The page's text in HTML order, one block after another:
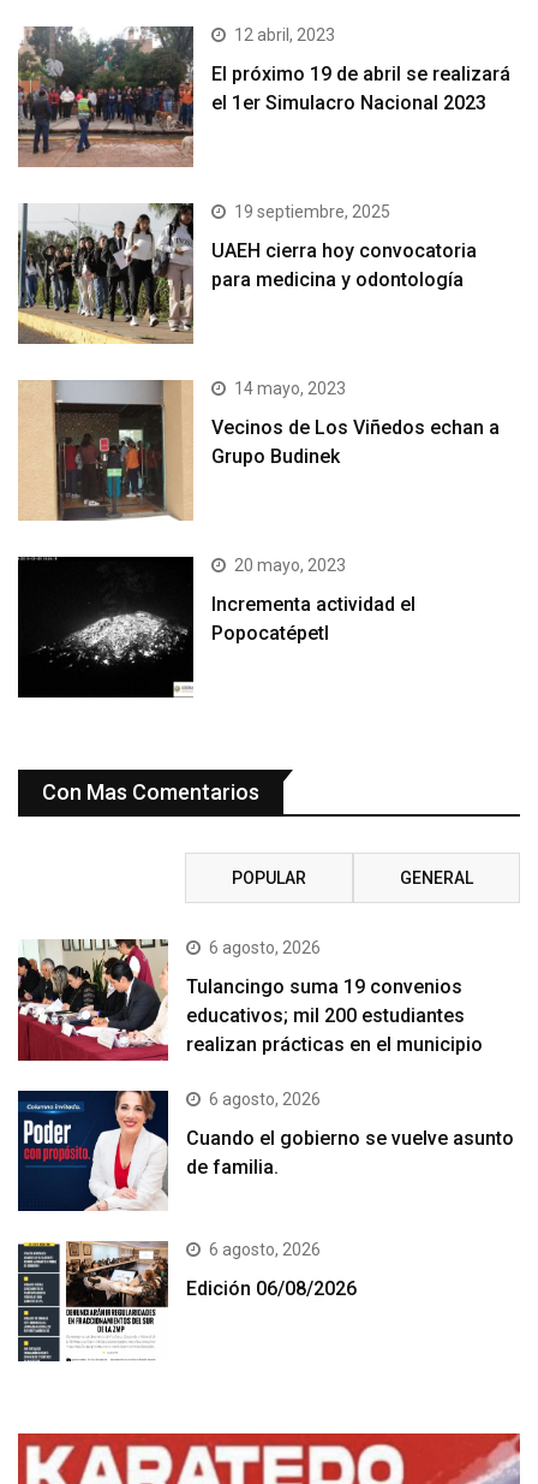
12 abril, 2023
El próximo 19 de abril se realizará
el 1er Simulacro Nacional 2023
19 septiembre, 2025
UAEH cierra hoy convocatoria
para medicina y odontología
14 mayo, 2023
Vecinos de Los Viñedos echan a
Grupo Budinek
20 mayo, 2023
Incrementa actividad el
Popocatépetl
Con Mas Comentarios
POPULAR GENERAL
6 agosto, 2026
Tulancingo suma 19 convenios
educativos; mil 200 estudiantes
realizan prácticas en el municipio
6 agosto, 2026
Cuando el gobierno se vuelve asunto
de familia.
6 agosto, 2026
Edición 06/08/2026